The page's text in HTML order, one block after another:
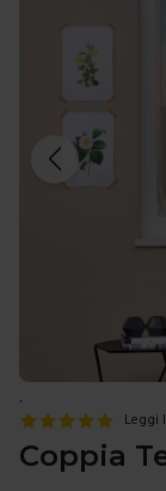
.
Leggi
Coppia